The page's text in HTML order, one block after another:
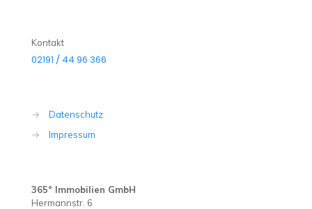
Kontakt
02191 / 44 96 366
→
Datenschutz
→
Impressum
365° Immobilien GmbH
Hermannstr. 6